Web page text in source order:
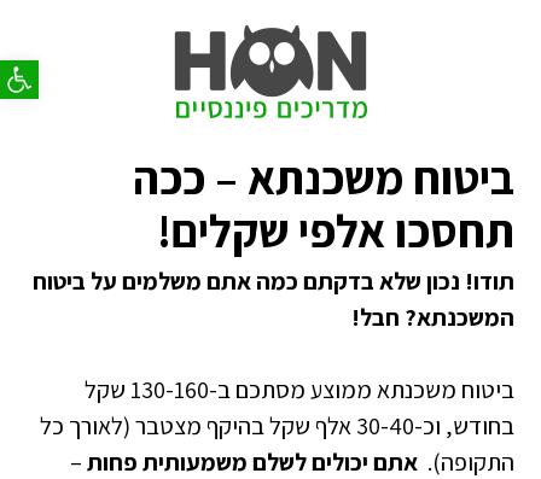
פתח
ביטוח משכנתא – ככה
תחסכו אלפי שקלים!
תודו! נכון שלא בדקתם כמה אתם משלמים על ביטוח
המשכנתא? חבל!
ביטוח
משכנתא ממוצע מסתכם ב-130-160 שקל
בחודש, וכ-30-40 אלף שקל בהיקף מצטבר (לאורך כל
התקופה).אתם יכולים לשלם משמעותית פחות–